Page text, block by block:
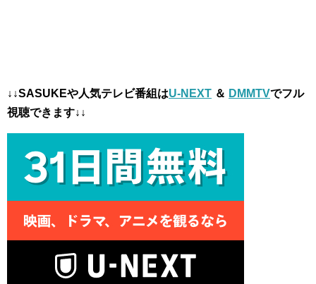
↓↓SASUKEや人気テレビ番組はU-NEXT ＆ DMMTVでフル
視聴できます↓↓